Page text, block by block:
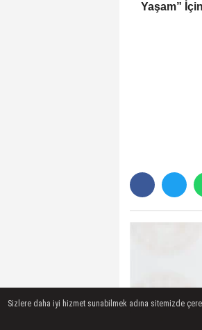
Yaşam”
Sizlere daha iyi hizmet sunabilmek adına sitemizde